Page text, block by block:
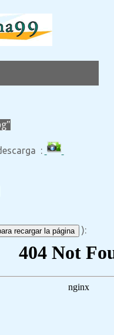
:
recargar la página ):